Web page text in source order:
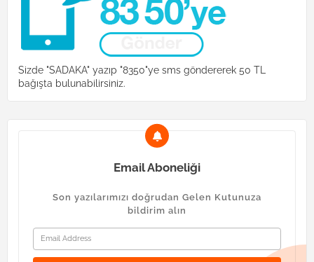
Sizde "SADAKA" yazıp "8350"ye sms göndererek 50 TL
bağışta bulunabilirsiniz.
Email Aboneliği
Son yazılarımızı doğrudan Gelen Kutunuza
bildirim alın